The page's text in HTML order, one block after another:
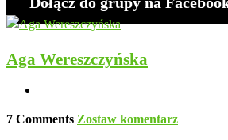
Aga Wereszczyńska
7 Comments Zostaw komentarz